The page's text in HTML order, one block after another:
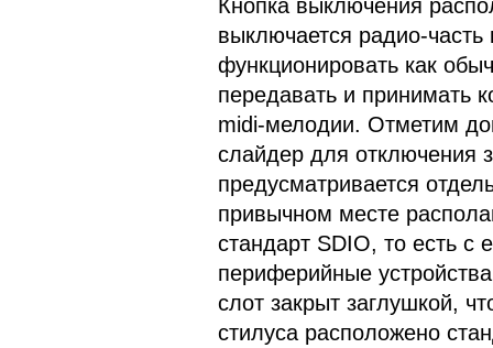
Кнопка выключения
выключается радио-
функционировать как
передавать и принимать
midi-мелодии. Отметим
слайдер для отключения
предусматривается
привычном месте
стандарт SDIO, то есть
периферийные
слот закрыт заглушкой,
стилуса расположено